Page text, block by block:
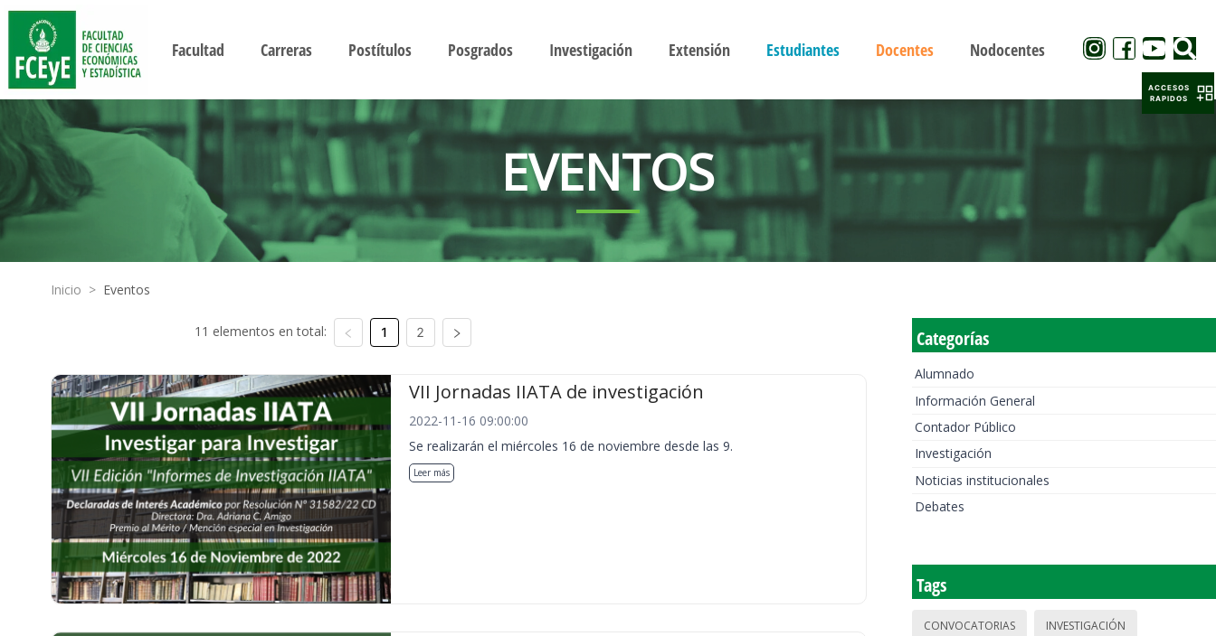
Facultad Carreras Postítulos Posgrados Investigación Extensión Estudiantes Docentes Nodocentes
EVENTOS
Inicio > Eventos
11 elementos en total: 1 2
VII Jornadas IIATA de investigación
2022-11-16 09:00:00
Se realizarán el miércoles 16 de noviembre desde las 9.
Leer más
Categorías
Alumnado
Información General
Contador Público
Investigación
Noticias institucionales
Debates
Tags
CONVOCATORIAS INVESTIGACIÓN
ACCESOS
RAPIDOS